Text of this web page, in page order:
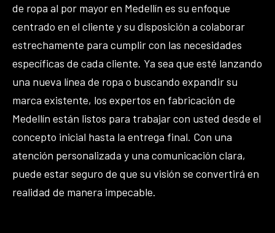
de ropa al por mayor en Medellín es su enfoque
centrado en el cliente y su disposición a colaborar
estrechamente para cumplir con las necesidades
específicas de cada cliente. Ya sea que esté lanzando
una nueva línea de ropa o buscando expandir su
marca existente, los expertos en fabricación de
Medellín están listos para trabajar con usted desde el
concepto inicial hasta la entrega final. Con una
atención personalizada y una comunicación clara,
puede estar seguro de que su visión se convertirá en
realidad de manera impecable.